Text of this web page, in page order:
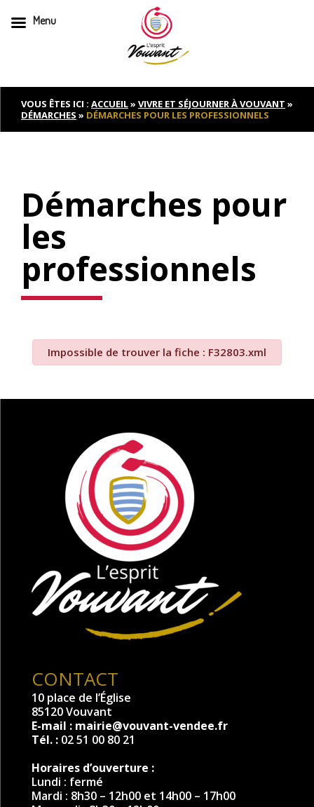
to
contentVOUS ÊTES ICI : ACCUEIL» VIVRE ET SÉJOURNER À VOUVANT »
DÉMARCHES » DÉMARCHES POUR LES PROFESSIONNELS
Démarches pour
les
professionnels
Impossible de trouver la fiche : F32803.xml
CONTACT
10 place de l’Église
85120 Vouvant
E-mail : mairie@vouvant-vendee.fr
Tél. : 02 51 00 80 21
Horaires d’ouverture :
Lundi : fermé
Mardi : 8h30 – 12h00 et 14h00 – 17h00
Menu